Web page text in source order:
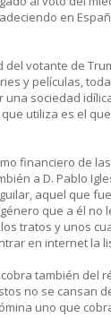
en
del votante de
y películas,
sociedad
utiliza es el
financiero de
a D. Pablo
aquel que
que a él no
tratos y unos
en internet la
también del
no se cansan
uno que